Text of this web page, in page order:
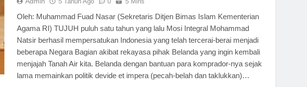
Oleh: Muhammad Fuad Nasar (Sekretaris Ditjen Bimas Islam Kementerian
Agama RI) TUJUH puluh satu tahun yang lalu Mosi Integral Mohammad
Natsir berhasil mempersatukan Indonesia yang telah tercerai-berai menjadi
beberapa Negara Bagian akibat rekayasa pihak Belanda yang ingin kembali
menjajah Tanah Air kita. Belanda dengan bantuan para komprador-nya sejak
lama memainkan politik devide et impera (pecah-belah dan taklukkan)…